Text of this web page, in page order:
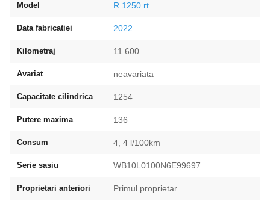
Model R 1250 rt
Data fabricatiei 2022
Kilometraj 11.600
Avariat neavariata
Capacitate cilindrica 1254
Putere maxima 136
Consum 4, 4 l/100km
Serie sasiu WB10L0100N6E99697
Proprietari anteriori Primul proprietar